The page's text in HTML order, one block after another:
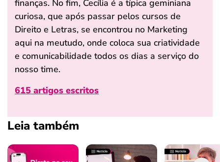
finanças. No fim, Cecília é a típica geminiana
curiosa, que após passar pelos cursos de
Direito e Letras, se encontrou no Marketing
aqui na meutudo, onde coloca sua criatividade
e comunicabilidade todos os dias a serviço do
nosso time.
615 artigos escritos
Leia também